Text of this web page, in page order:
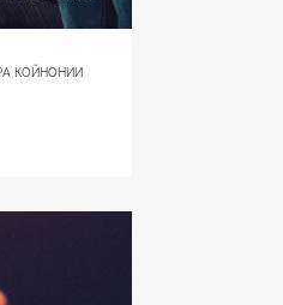
КОЙНОНИИ